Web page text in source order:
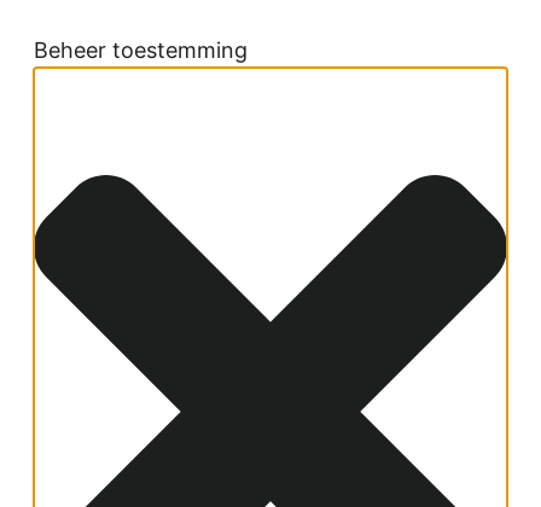
Beheer toestemming